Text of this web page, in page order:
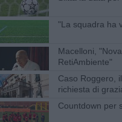
"La squadra ha
Macelloni,
RetiAmbiente"
Caso Roggero,
richiesta di
Countdown per